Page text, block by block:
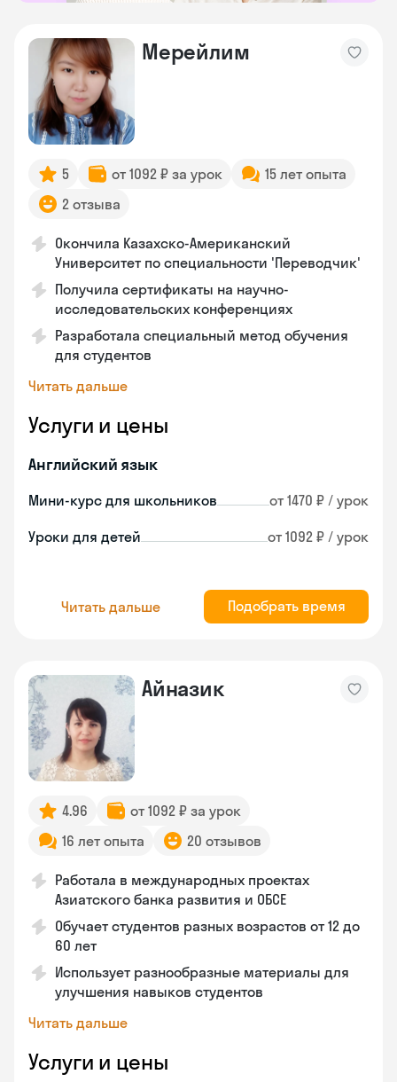
Мерейлим
5 от 1092 ₽ за урок
15 лет опыта
2 отзыва
Окончила Казахско-Американский
Университет по специальности 'Переводчик'
Получила сертификаты на научно-
исследовательских конференциях
Разработала специальный метод обучения
для студентов
Читать дальше
Услуги и цены
Английский язык
Мини-курс для школьников от 1470 ₽ / урок
Уроки для детей от 1092 ₽ / урок
Читать дальше Подобрать время
Айназик
4.96
от 1092 ₽ за урок
16 лет опыта
20 отзывов
Работала в международных проектах
Азиатского банка развития и ОБСЕ
Обучает студентов разных возрастов от 12 до
60 лет
Использует разнообразные материалы для
улучшения навыков студентов
Читать дальше
Услуги и цены